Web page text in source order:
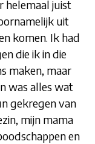
helemaal juist
uit
komen. Ik had
die ik in die
maken, maar
was alles wat
gekregen van
mijn mama
en